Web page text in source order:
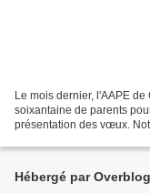
Le mois dernier, l'AAPE
soixantaine de parents
présentation des vœux.
Hébergé par Overblog